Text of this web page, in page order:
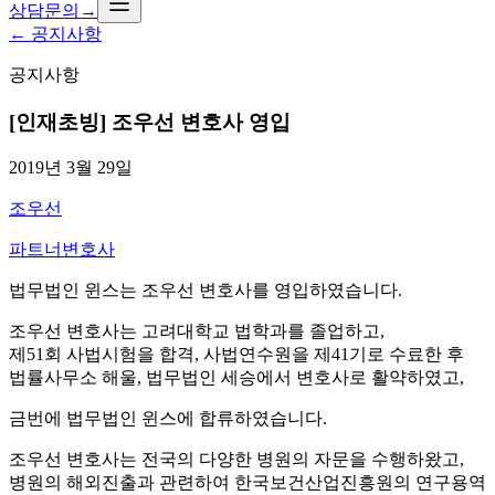
상담문의 →
← 공지사항
공지사항
[인재초빙] 조우선 변호사 영입
2019년 3월 29일
조우선
파트너변호사
법무법인 윈스는 조우선 변호사를 영입하였습니다.
조우선 변호사는 고려대학교 법학과를 졸업하고,
제51회 사법시험을 합격, 사법연수원을 제41기로 수료한 후
법률사무소 해울, 법무법인 세승에서 변호사로 활약하였고,
금번에 법무법인 윈스에 합류하였습니다.
조우선 변호사는 전국의 다양한 병원의 자문을 수행하왔고,
병원의 해외진출과 관련하여 한국보건산업진흥원의 연구용역